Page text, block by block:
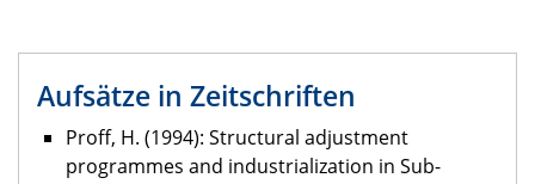
Aufsätze in Zeitschriften
Proff, H. (1994): Structural adjustment
programmes and industrialization in Sub-